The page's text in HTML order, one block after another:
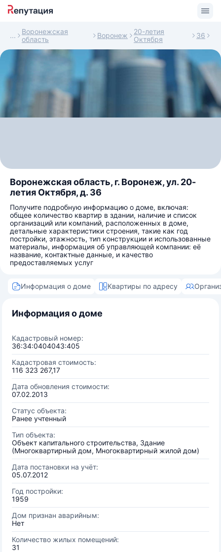
Воронежская
область
Воронеж
20-летия
Октября
36
Воронежская область, г. Воронеж, ул. 20-
летия Октября, д. 36
Получите подробную информацию о доме, включая:
общее количество квартир в здании, наличие и список
организаций или компаний, расположенных в доме,
детальные характеристики строения, такие как год
постройки, этажность, тип конструкции и использованные
материалы, информация об управляющей компании: её
название, контактные данные, и качество
предоставляемых услуг
Информация о доме Квартиры по адресу
Информация о доме
Кадастровый номер:
36:34:0404043:405
Кадастровая стоимость:
116 323 267,17
Дата обновления стоимости:
07.02.2013
Статус объекта:
Ранее учтенный
Тип объекта:
Объект капитального строительства, Здание
(Многоквартирный дом, Многоквартирный жилой дом)
Дата постановки на учёт:
05.07.2012
Год постройки:
1959
Дом признан аварийным:
Нет
Количество жилых помещений:
31